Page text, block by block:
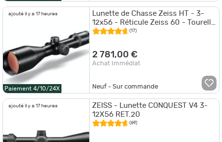
ajouté il y a 17 heures
Paiement 4/10/24X
Lunette de Chasse Zeiss HT - 3-
12x56 - Réticule Zeiss 60 - Tourelle
d'élévation BDC
(17)
2 781,00 €
Achat Immédiat
Neuf - Sur commande
ajouté il y a 17 heures
ZEISS - Lunette CONQUEST V4 3-
12X56 RET.20
(69)